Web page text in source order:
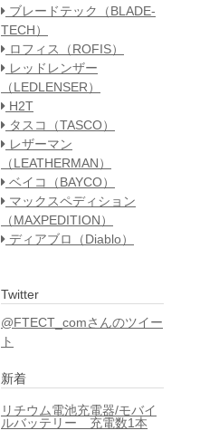
ブレードテック（BLADE-
TECH）
ロフィス（ROFIS）
レッドレンザー
（LEDLENSER）
H2T
タスコ（TASCO）
レザーマン
（LEATHERMAN）
ベイコ（BAYCO）
マックスペディション
（MAXPEDITION）
ディアブロ（Diablo）
Twitter
@FTECT_comさんのツイー
ト
新着
リチウム電池充電器/モバイ
ルバッテリー 充電数1本